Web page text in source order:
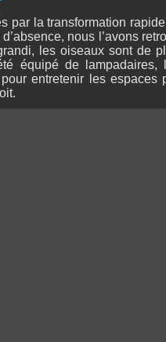
par la transformation
nous l’avons
les oiseaux sont de
équipé de lampadaires,
entretenir les espaces